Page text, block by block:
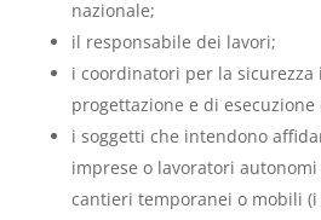
nazionale;
il responsabile dei lavori;
i coordinatori per la sicurezza
progettazione e di esecuzione
i soggetti che intendono
imprese o lavoratori
cantieri temporanei o mobili